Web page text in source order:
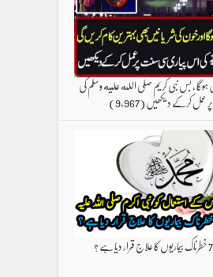
، بس نبی کریم صلی الله علیه وسلم کی
کرکے دیکھیں(9,967)